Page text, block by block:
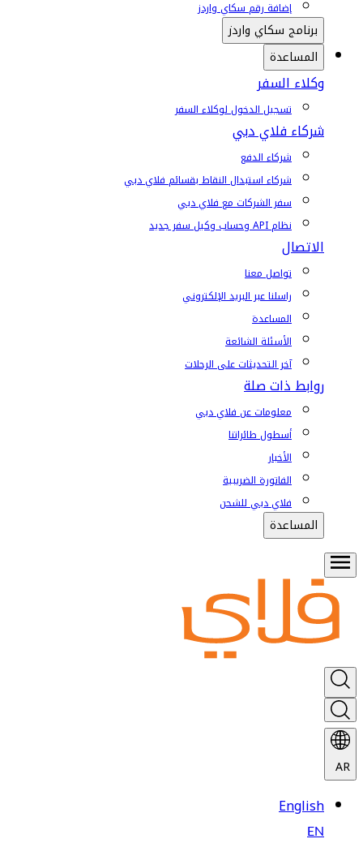
إضافة رقم سكاي واردز
برنامج سكاي واردز
المساعدة
وكلاء السفر
تسجيل الدخول لوكلاء السفر
شركاء فلاي دبي
شركاء الدفع
شركاء استبدال النقاط بقسائم فلاي دبي
سفر الشركات مع فلاي دبي
نظام API وحساب وكيل سفر جديد
الاتصال
تواصل معنا
راسلنا عبر البريد الإلكتروني
المساعدة
الأسئلة الشائعة
آخر التحديثات على الرحلات
روابط ذات صلة
معلومات عن فلاي دبي
أسطول طائراتنا
الأخبار
الفاتورة الضريبية
فلاي دبي للشحن
المساعدة
AR
English
EN